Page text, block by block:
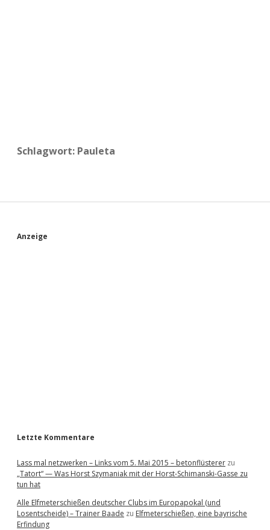
Schlagwort: Pauleta
S
Anzeige
Letzte Kommentare
Lass mal netzwerken – Links vom 5. Mai 2015 – betonflüsterer zu
„Tatort“ — Was Horst Szymaniak mit der Horst-Schimanski-Gasse zu
tun hat
Alle Elfmeterschießen deutscher Clubs im Europapokal (und
Losentscheide) – Trainer Baade zu Elfmeterschießen, eine bayrische
Erfindung